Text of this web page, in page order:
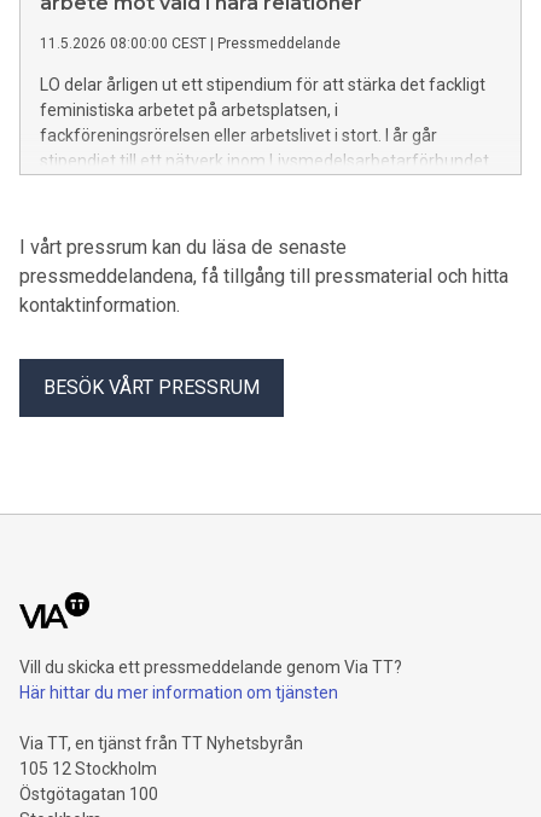
11.5.2026 08:00:00 CEST Pressmeddelande
LO delar årligen ut ett stipendium för att stärka det fackligt
feministiska arbetet på arbetsplatsen, i
fackföreningsrörelsen eller arbetslivet i stort. I år går
stipendiet till ett nätverk inom Livsmedelsarbetarförbundet.
I vårt pressrum kan du läsa de senaste
pressmeddelandena, få tillgång till pressmaterial och hitta
kontaktinformation.
BESÖK VÅRT PRESSRUM
Vill du skicka ett pressmeddelande genom Via TT?
Här hittar du mer information om tjänsten
Via TT, en tjänst från TT Nyhetsbyrån
105 12 Stockholm
Östgötagatan 100